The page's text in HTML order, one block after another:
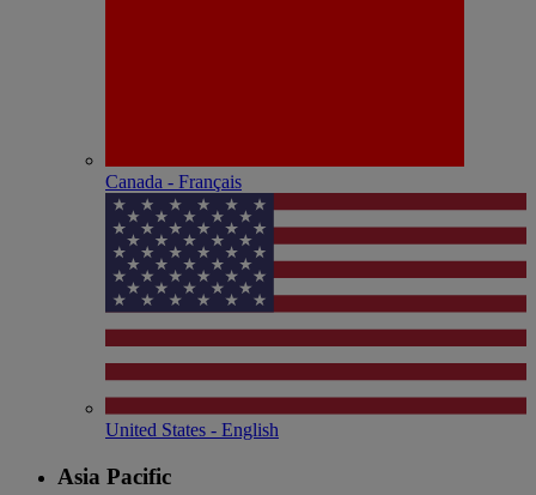
Canada - Français
United States - English
Asia Pacific